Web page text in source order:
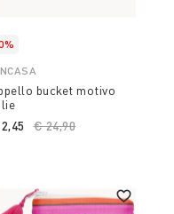
bucket motivo
Price reduced from
€ 24,90